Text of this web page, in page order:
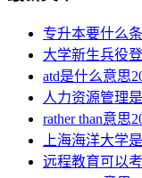
专升本要什么
大学新生兵役
atd是什么意思
人力资源管理
rather than意思
上海海洋大学
远程教育可以